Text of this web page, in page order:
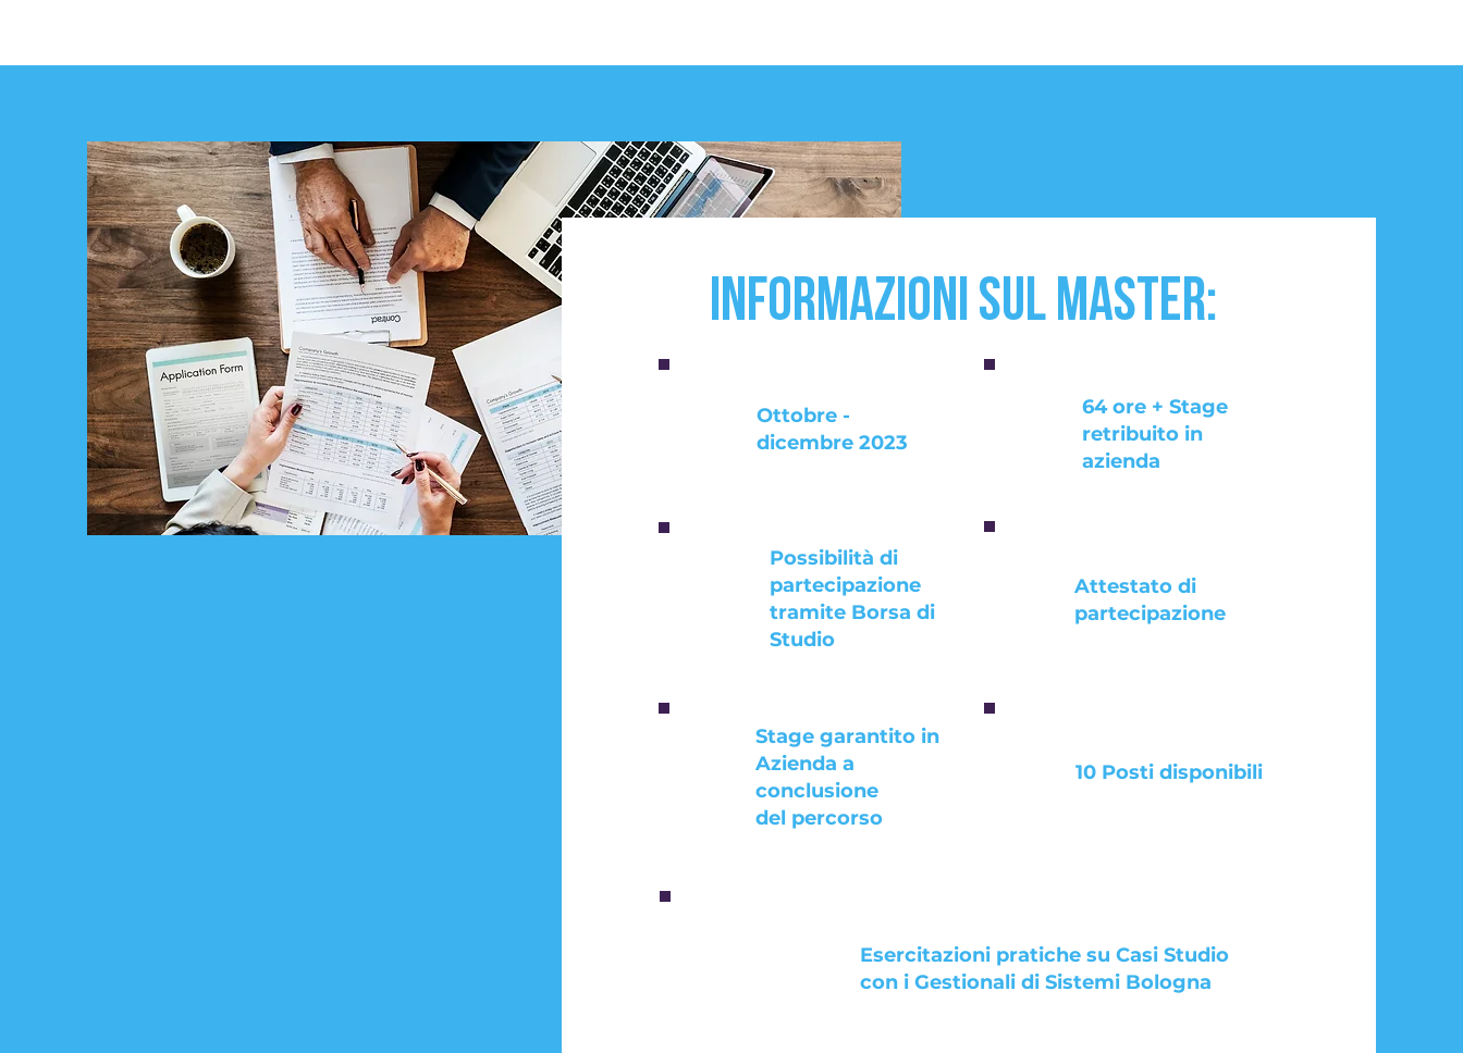
Informazioni sul MAster:
Ottobre -
dicembre 2023
Possibilità di
partecipazione
tramite Borsa di
Studio
Stage garantito in
Azienda a
conclusione
del percorso
64 ore + Stage
retribuito in
azienda
Attestato di
partecipazione
10 Posti disponibili
Esercitazioni pratiche su Casi Studio
con i Gestionali di Sistemi Bologna